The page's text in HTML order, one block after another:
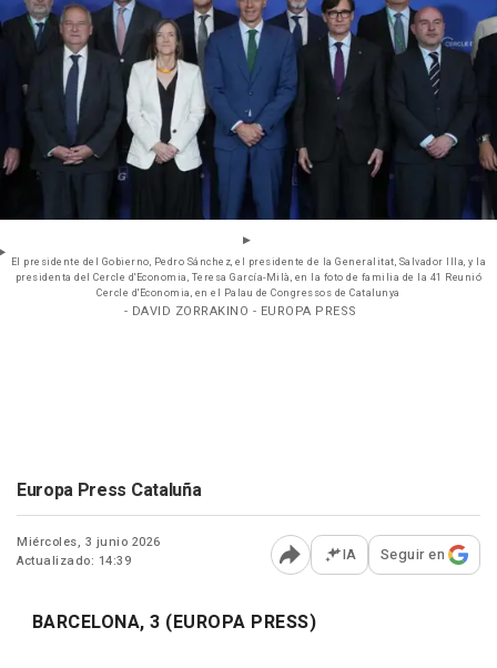
El presidente del Gobierno, Pedro Sánchez, el presidente de la Generalitat, Salvador Illa, y la
presidenta del Cercle d'Economia, Teresa García-Milà, en la foto de familia de la 41 Reunió
Cercle d'Economia, en el Palau de Congressos de Catalunya
- DAVID ZORRAKINO - EUROPA PRESS
Europa Press Cataluña
Miércoles, 3 junio 2026
Actualizado: 14:39
Abrir opciones para
IA Seguir en
BARCELONA, 3 (EUROPA PRESS)